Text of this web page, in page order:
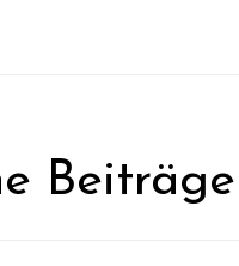
Beiträge